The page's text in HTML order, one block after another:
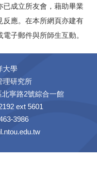
成立所友會，藉助畢業
反應。在本所網頁亦建有
子郵件與所師生互動。
大學
理研究所
寧路2號綜合一館
ext 5601
3986